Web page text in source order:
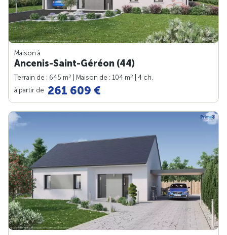
Maison à
Ancenis-Saint-Géréon (44)
Terrain de : 645 m2 | Maison de : 104 m2
| 4 ch.
à partir de 261 609 €